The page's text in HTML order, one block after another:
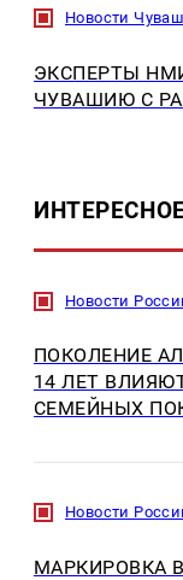
Новости
ЭКСПЕРТЫ
ЧУВАШИЮ С
Новости
ПОКОЛЕНИЕ
14 ЛЕТ
СЕМЕЙНЫХ
Новости
МАРКИРОВКА